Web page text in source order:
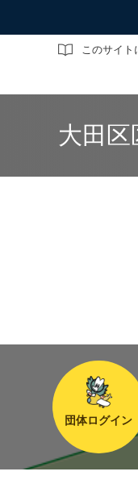
このサイト
サイト内検索
大田
団体ログイン